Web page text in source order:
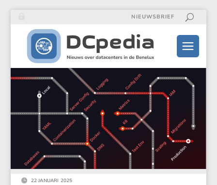
NIEUWSBRIEF
 22 JANUARI 2025